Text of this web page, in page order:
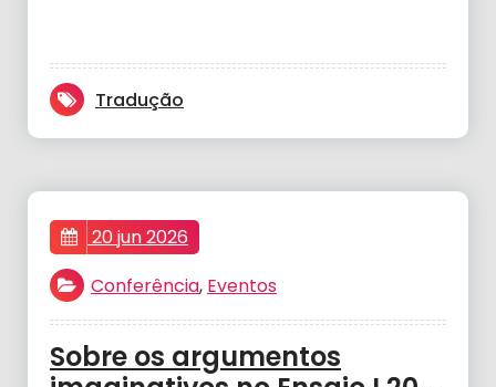
Tradução
20 jun 2026
Conferência, Eventos
Sobre os argumentos